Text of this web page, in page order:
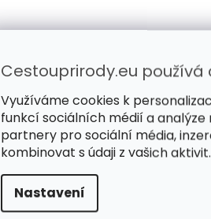
Cestouprirody.eu používá
Využíváme cookies k
funkcí sociálních médií a
partnery pro sociální média,
kombinovat s údaji z vašich
Nastavení